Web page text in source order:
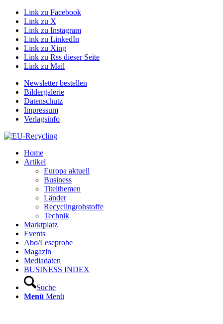
Link zu Facebook
Link zu X
Link zu Instagram
Link zu LinkedIn
Link zu Xing
Link zu Rss dieser Seite
Link zu Mail
Newsletter bestellen
Bildergalerie
Datenschutz
Impressum
Verlagsinfo
Home
Artikel
Europa aktuell
Business
Titelthemen
Länder
Recyclingrohstoffe
Technik
Marktplatz
Events
Abo/Leseprobe
Magazin
Mediadaten
BUSINESS INDEX
Suche
Menü Menü